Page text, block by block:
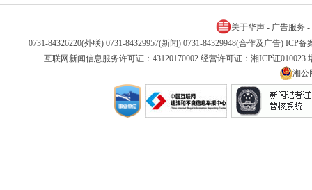
关于华声 - 广告服务 -
0731-84326220(外联) 0731-84329957(新闻) 0731-84329948(合作及广告) ICP备
互联网新闻信息服务许可证：43120170002 经营许可证：湘ICP证
湘公